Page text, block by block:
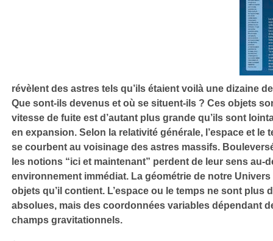
révèlent des astres tels qu’ils étaient voilà une dizaine
Que sont-ils devenus et où se situent-ils ? Ces objets
vitesse de fuite est d’autant plus grande qu’ils sont
en expansion. Selon la relativité générale, l’espace et le
se courbent au voisinage des astres massifs.
les notions “ici et maintenant” perdent de leur sens au-
environnement immédiat. La géométrie de notre
objets qu’il contient. L’espace ou le temps ne sont plus
absolues, mais des coordonnées variables dépendant
champs gravitationnels.